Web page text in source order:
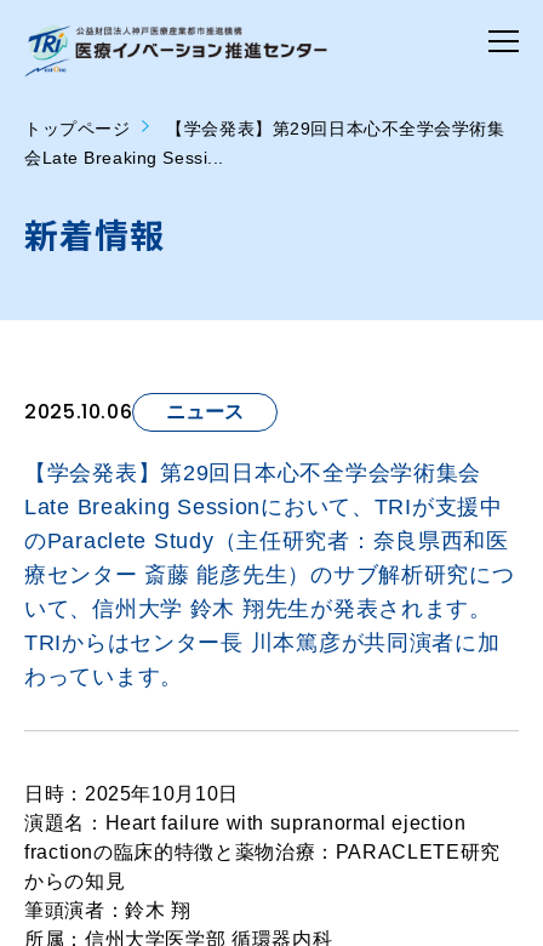
トップページ
【学会発表】第29回日本心不全学会学術集
会Late Breaking Sessi...
新着情報
2025.10.06 ニュース
【学会発表】第29回日本心不全学会学術集会
Late Breaking Sessionにおいて、TRIが支援中
のParaclete Study（主任研究者：奈良県西和医
療センター 斎藤 能彦先生）のサブ解析研究につ
いて、信州大学 鈴木 翔先生が発表されます。
TRIからはセンター長 川本篤彦が共同演者に加
わっています。
日時：2025年10月10日
演題名：Heart failure with supranormal ejection
fractionの臨床的特徴と薬物治療：PARACLETE研究
からの知見
筆頭演者：鈴木 翔
所属：信州大学医学部 循環器内科